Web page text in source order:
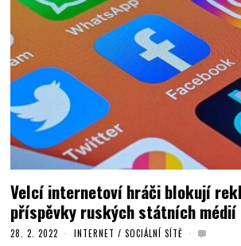
Velcí internetoví hráči blokují
příspěvky ruských státních médií
28. 2. 2022 INTERNET / SOCIÁLNÍ SÍTĚ